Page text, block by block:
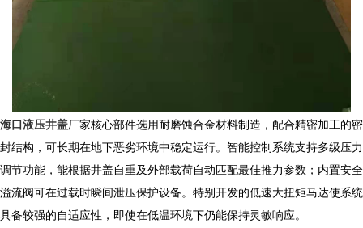
海口液压井盖厂家核心部件选用耐磨蚀合金材料制造，配合精密加工的密
封结构，可长期在地下恶劣环境中稳定运行。智能控制系统支持多级压力
调节功能，能根据井盖自重及外部载荷自动匹配最佳推力参数；内置安全
溢流阀可在过载时瞬间泄压保护设备。特别开发的低速大扭矩马达使系统
具备较强的自适应性，即使在低温环境下仍能保持灵敏响应。